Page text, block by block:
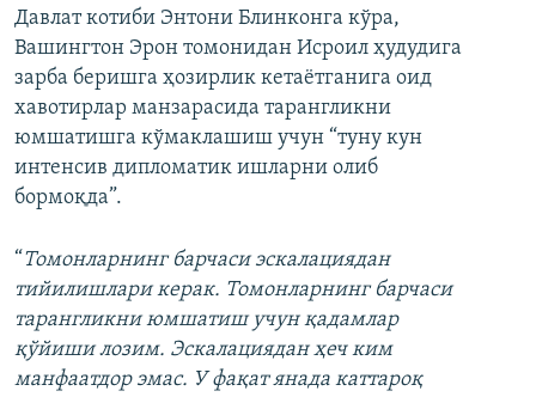
Давлат котиби Энтони Блинконга кўра,
Вашингтон Эрон томонидан Исроил ҳудудига
зарба беришга ҳозирлик кетаётганига оид
хавотирлар манзарасида тарангликни
юмшатишга кўмаклашиш учун “туну кун
интенсив дипломатик ишларни олиб
бормоқда”.
“Томонларнинг барчаси эскалациядан
тийилишлари керак. Томонларнинг барчаси
тарангликни юмшатиш учун қадамлар
қўйиши лозим. Эскалациядан ҳеч ким
манфаатдор эмас. У фақат янада каттароқ